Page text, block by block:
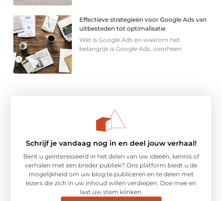
Effectieve strategieën voor Google Ads van
uitbesteden tot optimalisatie
Wat is Google Ads en waarom het
belangrijk is Google Ads, voorheen
Schrijf je vandaag nog in en deel jouw verhaal!
Bent u geïnteresseerd in het delen van uw ideeën, kennis of
verhalen met een breder publiek? Ons platform biedt u de
mogelijkheid om uw blog te publiceren en te delen met
lezers die zich in uw inhoud willen verdiepen. Doe mee en
laat uw stem klinken.